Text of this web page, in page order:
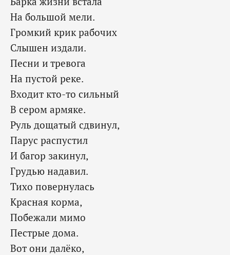
На большой мели.
Громкий крик рабочих
Слышен издали.
Песни и тревога
На пустой реке.
Входит кто-то сильный
В сером армяке.
Руль дощатый сдвинул,
Парус распустил
И багор закинул,
Грудью надавил.
Тихо повернулась
Красная корма,
Побежали мимо
Пестрые дома.
Вот они далёко,